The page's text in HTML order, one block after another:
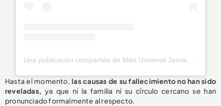
Una publicación compartida de Miss Universe Jamaica (@officialmissuniversejamaica)
Hasta el momento,las causas de su fallecimientono han sido
reveladas, ya que ni la familia ni su círculo cercano se han
pronunciado formalmente al respecto.